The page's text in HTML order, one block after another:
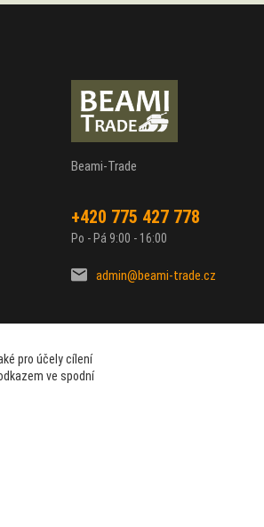
Beami-Trade
+420 775 427 778
Po - Pá 9:00 - 16:00
admin@beami-trade.cz
pro účely cílení
ve spodní